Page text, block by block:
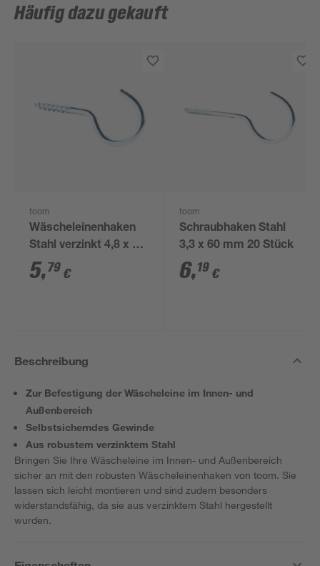
Häufig dazu gekauft
toom
Wäscheleinenhaken
Stahl verzinkt 4,8 x 65
mm 12 Stück
5,79 €
toom
Schraubhaken Stahl
3,3 x 60 mm 20 Stück
6,19 €
Beschreibung
Zur Befestigung der Wäscheleine im Innen- und
Außenbereich
Selbstsicherndes Gewinde
Aus robustem verzinktem Stahl
Bringen Sie Ihre Wäscheleine im Innen- und Außenbereich
sicher an mit den robusten Wäscheleinenhaken von toom. Sie
lassen sich leicht montieren und sind zudem besonders
widerstandsfähig, da sie aus verzinktem Stahl hergestellt
wurden.